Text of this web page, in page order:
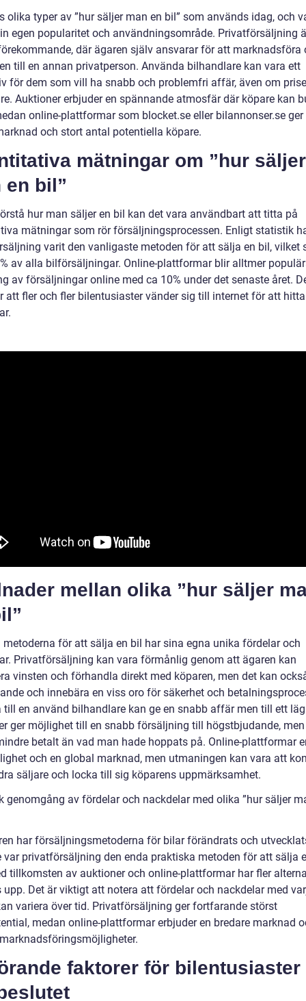
olika typer av ”hur säljer man en bil” som används idag, och
egen popularitet och användningsområde. Privatförsäljning
där ägaren själv ansvarar för att marknadsföra
till en annan privatperson. Använda bilhandlare kan vara ett
för dem som vill ha snabb och problemfri affär, även om
Auktioner erbjuder en spännande atmosfär där köpare kan
online-plattformar som blocket.se eller bilannonser.se ger
och stort antal potentiella köpare.
mätningar om ”hur säljer
en bil”
hur man säljer en bil kan det vara användbart att titta på
mätningar som rör försäljningsprocessen. Enligt statistik
varit den vanligaste metoden för att sälja en bil, vilket
av alla bilförsäljningar. Online-plattformar blir alltmer
av försäljningar online med ca 10% under det senaste året.
att fler och fler bilentusiaster vänder sig till internet för att
mellan olika ”hur säljer
metoderna för att sälja en bil har sina egna unika fördelar och
Privatförsäljning kan vara förmånlig genom att ägaren kan
vinsten och förhandla direkt med köparen, men det kan
och innebära en viss oro för säkerhet och
till en använd bilhandlare kan ge en snabb affär men till ett
ger möjlighet till en snabb försäljning till högstbjudande,
betalt än vad man hade hoppats på. Online-plattformar
och en global marknad, men utmaningen kan vara att
säljare och locka till sig köparens uppmärksamhet.
genomgång av fördelar och nackdelar med olika ”hur säljer
har försäljningsmetoderna för bilar förändrats och
var privatförsäljning den enda praktiska metoden för att sälja
tillkomsten av auktioner och online-plattformar har fler
upp. Det är viktigt att notera att fördelar och nackdelar med
variera över tid. Privatförsäljning ger fortfarande störst
medan online-plattformar erbjuder en bredare marknad
faktorer för bilentusiaster